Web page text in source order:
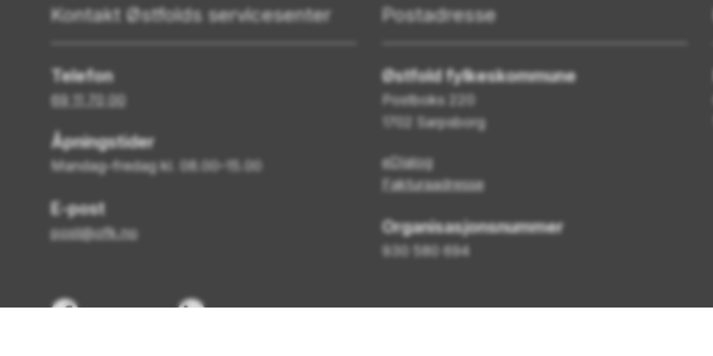
Kontakt Østfolds servicesenter
Telefon
69 11 70 00
Åpningstider
Mandag–fredag kl. 08.00–15.00
E-post
post@ofk.no
Postadresse
Østfold fylkeskommune
Postboks 220
1702 Sarpsborg
eDialog
Fakturaadresse
Organisasjonsnummer
930 580 694
Facebook LinkedIn